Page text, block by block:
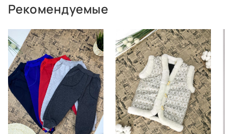
Рекомендуемые